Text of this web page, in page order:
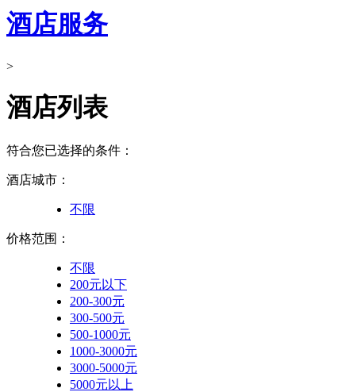
酒店服务
>
酒店列表
符合您已选择的条件：
酒店城市：
不限
价格范围：
不限
200元以下
200-300元
300-500元
500-1000元
1000-3000元
3000-5000元
5000元以上